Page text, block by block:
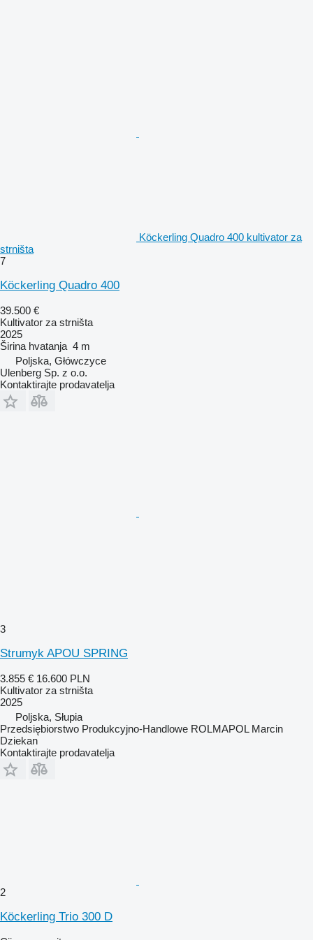
Köckerling Quadro 400 kultivator za
strništa
7
Köckerling Quadro 400
39.500 €
Kultivator za strništa
2025
Širina hvatanja 4 m
Poljska, Główczyce
Ulenberg Sp. z o.o.
Kontaktirajte prodavatelja
3
Strumyk APOU SPRING
3.855 € 16.600 PLN
Kultivator za strništa
2025
Poljska, Słupia
Przedsiębiorstwo Produkcyjno-Handlowe ROLMAPOL Marcin
Dziekan
Kontaktirajte prodavatelja
2
Köckerling Trio 300 D